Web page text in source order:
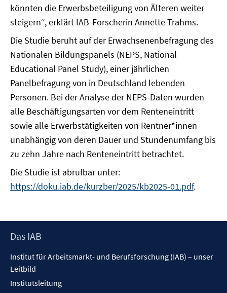
könnten die Erwerbsbeteiligung von Älteren weiter
steigern“, erklärt IAB-Forscherin Annette Trahms.
Die Studie beruht auf der Erwachsenenbefragung des
Nationalen Bildungspanels (NEPS, National
Educational Panel Study), einer jährlichen
Panelbefragung von in Deutschland lebenden
Personen. Bei der Analyse der NEPS-Daten wurden
alle Beschäftigungsarten vor dem Renteneintritt
sowie alle Erwerbstätigkeiten von Rentner*innen
unabhängig von deren Dauer und Stundenumfang bis
zu zehn Jahre nach Renteneintritt betrachtet.
Die Studie ist abrufbar unter:
https://doku.iab.de/kurzber/2025/kb2025-01.pdf.
Footer
Das IAB
Institut für Arbeitsmarkt- und Berufsforschung (IAB) – unser
Leitbild
Institutsleitung